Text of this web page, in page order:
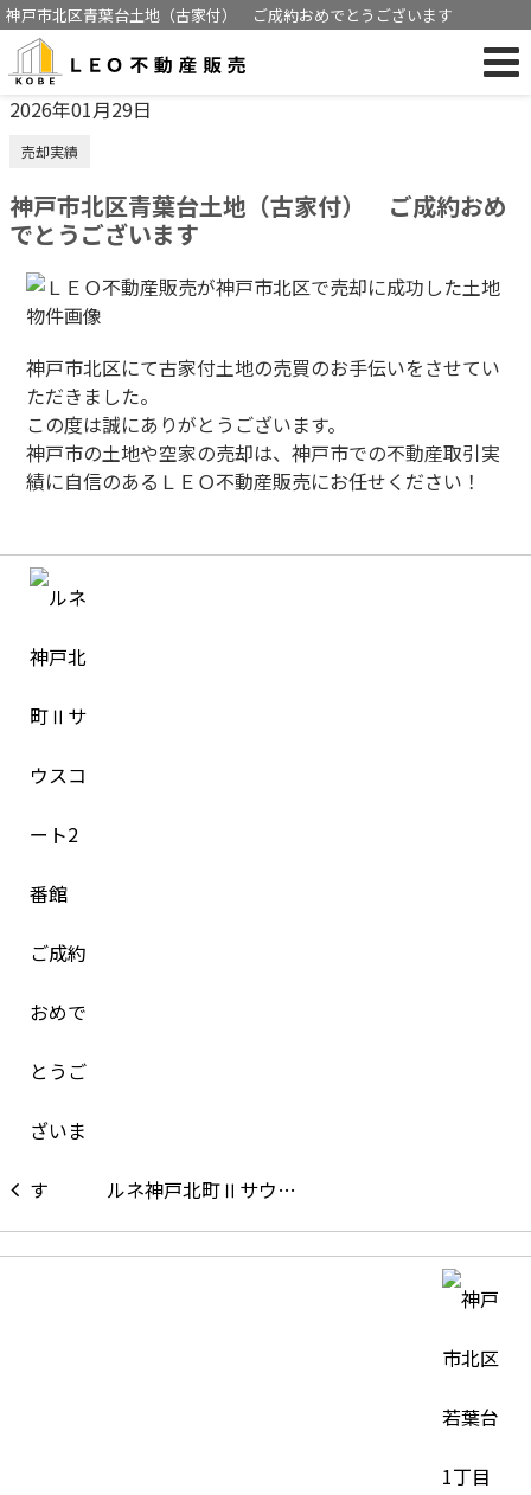
神戸市北区青葉台土地（古家付） ご成約おめでとうございます
2026年01月29日
売却実績
神戸市北区青葉台土地（古家付） ご成約おめ
でとうございます
神戸市北区にて古家付土地の売買のお手伝いをさせてい
ただきました。
この度は誠にありがとうございます。
神戸市の土地や空家の売却は、神戸市での不動産取引実
績に自信のあるＬＥＯ不動産販売にお任せください！
ルネ神戸北町Ⅱサウ…